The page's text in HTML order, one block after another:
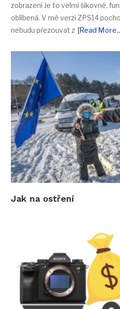
zobrazení Je to velmi šikovné,
oblíbená. V mé verzi ZPS14
nebudu přezouvat z [Read
Jak na ostření